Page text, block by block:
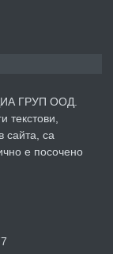
преди 4 дни
И
ГРУП ООД.
текстови,
сайта, са
е посочено